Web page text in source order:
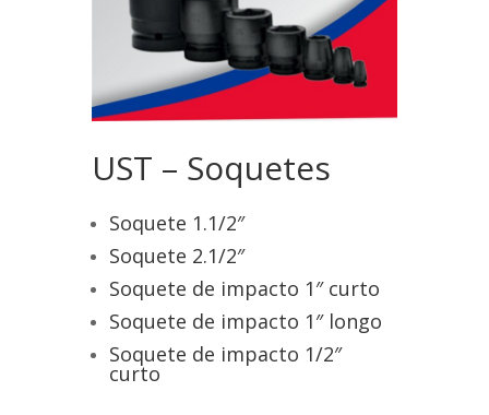
UST – Soquetes
Soquete 1.1/2″
Soquete 2.1/2″
Soquete de impacto 1″ curto
Soquete de impacto 1″ longo
Soquete de impacto 1/2″
curto